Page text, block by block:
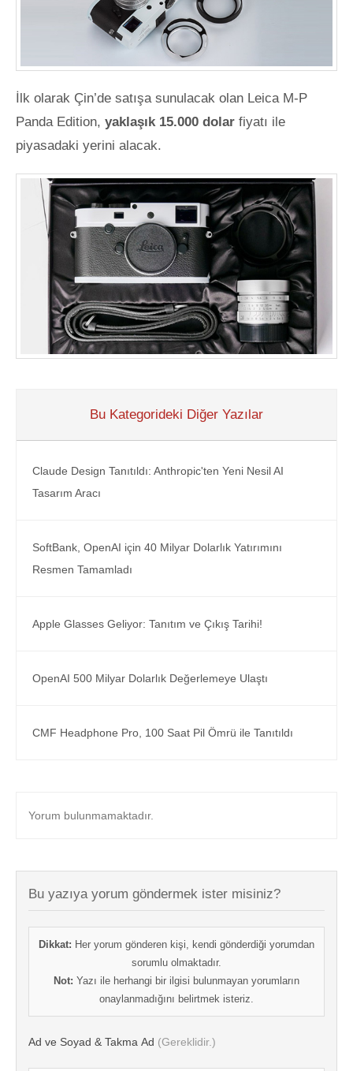
İlk olarak Çin’de satışa sunulacak olan Leica M-P
Panda Edition, yaklaşık 15.000 dolar fiyatı ile
piyasadaki yerini alacak.
Bu Kategorideki Diğer Yazılar
Claude Design Tanıtıldı: Anthropic'ten Yeni Nesil AI
Tasarım Aracı
SoftBank, OpenAI için 40 Milyar Dolarlık Yatırımını
Resmen Tamamladı
Apple Glasses Geliyor: Tanıtım ve Çıkış Tarihi!
OpenAI 500 Milyar Dolarlık Değerlemeye Ulaştı
CMF Headphone Pro, 100 Saat Pil Ömrü ile Tanıtıldı
Yorum bulunmamaktadır.
Bu yazıya yorum göndermek ister misiniz?
Dikkat: Her yorum gönderen kişi, kendi gönderdiği yorumdan
sorumlu olmaktadır.
Not: Yazı ile herhangi bir ilgisi bulunmayan yorumların
onaylanmadığını belirtmek isteriz.
Ad ve Soyad & Takma Ad (Gereklidir.)